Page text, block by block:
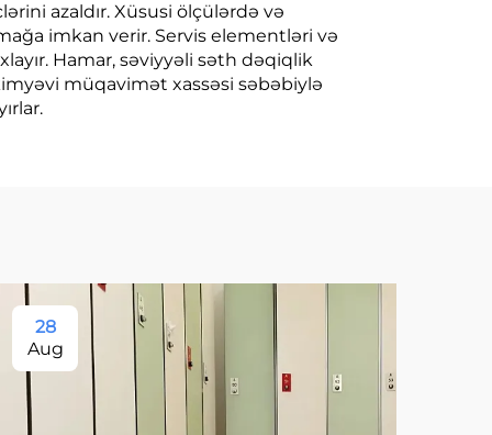
azaldır. Xüsusi ölçülərdə və
imkan verir. Servis elementləri və
Hamar, səviyyəli səth dəqiqlik
müqavimət xassəsi səbəbiylə
28
Aug